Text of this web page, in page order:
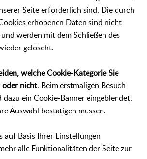
Seite erforderlich sind. Die durch
erhobenen Daten sind nicht
und werden mit dem Schließen des
gelöscht.
welche Cookie-Kategorie Sie
oder nicht. Beim erstmaligen Besuch
dazu ein Cookie-Banner eingeblendet,
Auswahl bestätigen müssen.
auf Basis Ihrer Einstellungen
alle Funktionalitäten der Seite zur